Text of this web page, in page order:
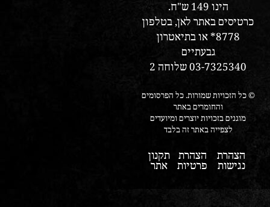
הינו 149 ש"ח.
כרטיסים באתר לאן, בטלפון
8778* או בתיאטרון
גבעתיים
03-7325340 שלוחה 2
© כל הזכויות שמורות. כל הפרסומים
והחומרים באתר
מוגנים בזכויות יוצרים ומיועדים
לצפייה באתר זה בלבד
הצהרת
נגישות
הצהרת
פרטיות
תקנון
אתר